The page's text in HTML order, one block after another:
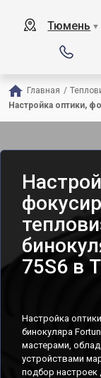
Тюмень ▼
Главная /
Настройка оптики,
75S6 в
Настройка
бинокуляра
мастерами,
устройствами
подбор настроек